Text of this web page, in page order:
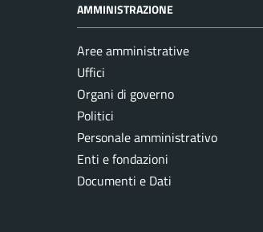
AMMINISTRAZIONE
Aree amministrative
Uffici
Organi di governo
Politici
Personale amministrativo
Enti e fondazioni
Documenti e Dati